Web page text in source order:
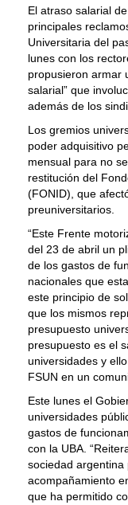
El atraso salarial
principales
Universitaria del
lunes con los
propusieron armar
salarial” que
además de los
Los gremios
poder adquisitivo
mensual para no
restitución del
(FONID), que
preuniversitarios.
“Este Frente
del 23 de abril un
de los gastos de
nacionales que
este principio de
que los mismos
presupuesto
presupuesto es el
universidades y
FSUN en un
Este lunes el
universidades
gastos de
con la UBA.
sociedad
acompañamiento
que ha permitido